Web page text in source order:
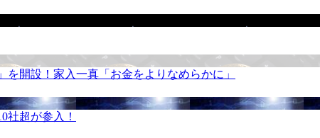
を開設！家入一真「お金をよりなめらかに」
社超が参入！